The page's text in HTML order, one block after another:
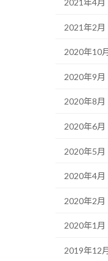
2021年4月
2021年2月
2020年10
2020年9月
2020年8月
2020年6月
2020年5月
2020年4月
2020年2月
2020年1月
2019年12